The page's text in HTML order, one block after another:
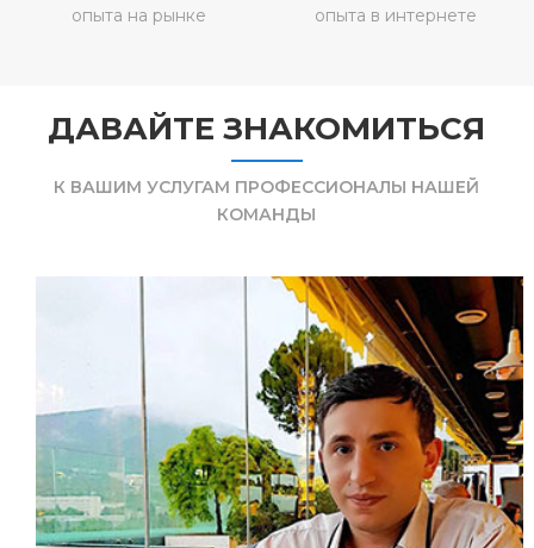
опыта на рынке опыта в интернете
ДАВАЙТЕ ЗНАКОМИТЬСЯ
К ВАШИМ УСЛУГАМ ПРОФЕССИОНАЛЫ НАШЕЙ
КОМАНДЫ